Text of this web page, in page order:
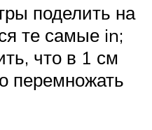
поделить на
те самые in;
что в 1 см
перемножать